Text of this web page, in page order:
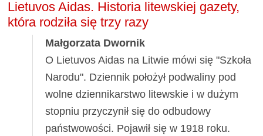
Lietuvos Aidas. Historia litewskiej gazety,
która rodziła się trzy razy
Małgorzata Dwornik
O Lietuvos Aidas na Litwie mówi się "Szkoła
Narodu". Dziennik położył podwaliny pod
wolne dziennikarstwo litewskie i w dużym
stopniu przyczynił się do odbudowy
państwowości. Pojawił się w 1918 roku.